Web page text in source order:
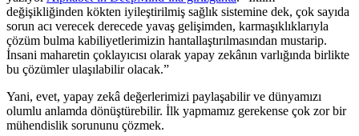
değişikliğinden kökten iyileştirilmiş sağlık sistemine dek, çok sayıda
sorun acı verecek derecede yavaş gelişimden, karmaşıklıklarıyla
çözüm bulma kabiliyetlerimizin hantallaştırılmasından mustarip.
İnsani maharetin çoklayıcısı olarak yapay zekânın varlığında birlikte
bu çözümler ulaşılabilir olacak.”
Yani, evet, yapay zekâ değerlerimizi paylaşabilir ve dünyamızı
olumlu anlamda dönüştürebilir. İlk yapmamız gerekense çok zor bir
mühendislik sorununu çözmek.